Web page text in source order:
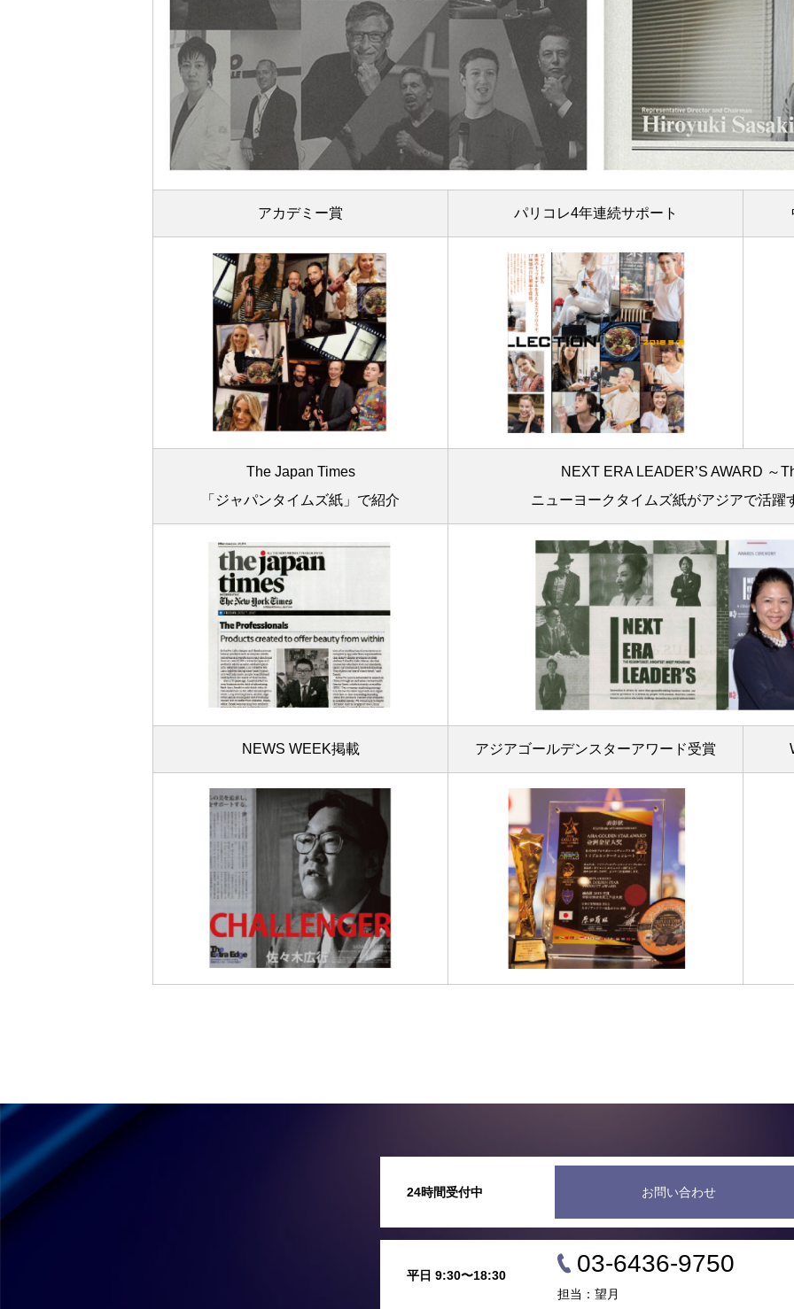
アカデミー賞 パリコレ4年連続サポート
The Japan Times
「ジャパンタイムズ紙」で紹介
NEXT ERA LEADER’S AWARD ～
ニューヨークタイムズ紙がアジアで活躍
NEWS WEEK掲載 アジアゴールデンスターアワード受賞
24時間受付中 お問い合わせ
平日 9:30〜18:30 03-6436-9750
担当：望月